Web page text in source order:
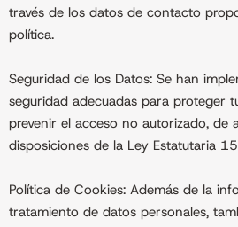
través de los datos de contacto
política.
Seguridad de los Datos: Se han
seguridad adecuadas para proteger
prevenir el acceso no autorizado, de
disposiciones de la Ley Estatutaria
Política de Cookies: Además de la
tratamiento de datos personales,